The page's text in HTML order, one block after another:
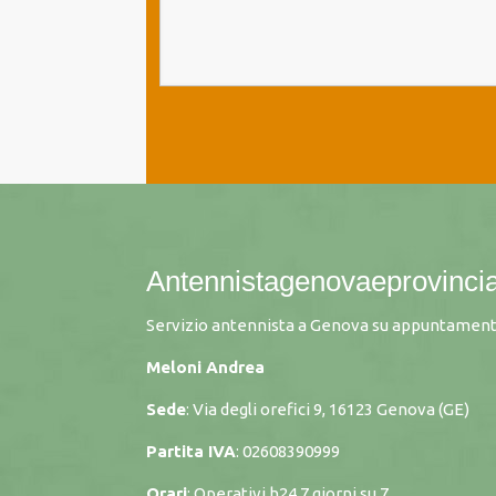
Servizio antennista a Genova su
Meloni Andrea
Sede: Via degli orefici 9, 16123 Genova (GE)
Partita IVA: 02608390999